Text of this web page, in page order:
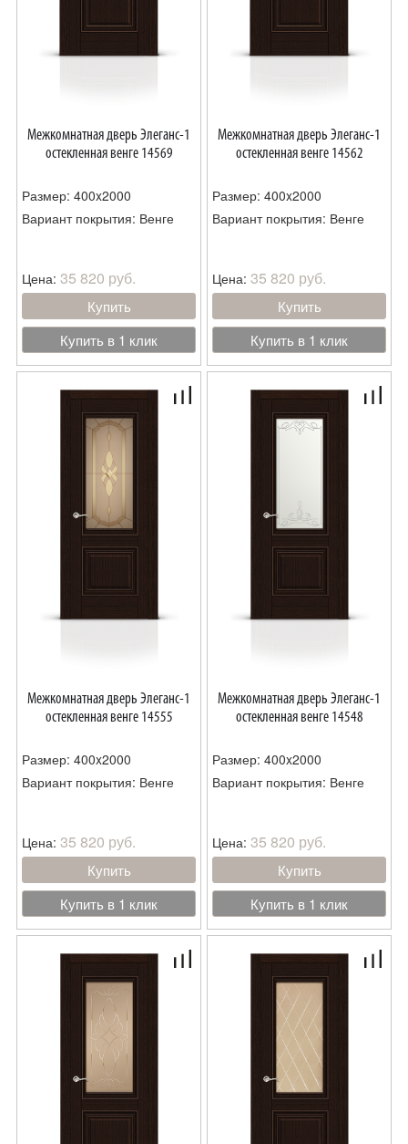
Межкомнатная дверь Элеганс-1
остекленная венге 14569
Размер: 400x2000
Вариант покрытия: Венге
Цена: 35 820 руб.
Купить
Купить в 1 клик
Межкомнатная дверь Элеганс-1
остекленная венге 14562
Размер: 400x2000
Вариант покрытия: Венге
Цена: 35 820 руб.
Купить
Купить в 1 клик
Межкомнатная дверь Элеганс-1
остекленная венге 14555
Размер: 400x2000
Вариант покрытия: Венге
Цена: 35 820 руб.
Купить
Купить в 1 клик
Межкомнатная дверь Элеганс-1
остекленная венге 14548
Размер: 400x2000
Вариант покрытия: Венге
Цена: 35 820 руб.
Купить
Купить в 1 клик